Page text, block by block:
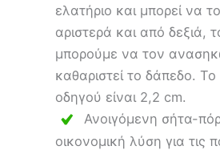
ελατήριο και μπορεί να
αριστερά και από δεξιά,
μπορούμε να τον
καθαριστεί το δάπεδο.
οδηγού είναι 2,2 cm.
Ανοιγόμενη σήτα-
οικονομική λύση για τις